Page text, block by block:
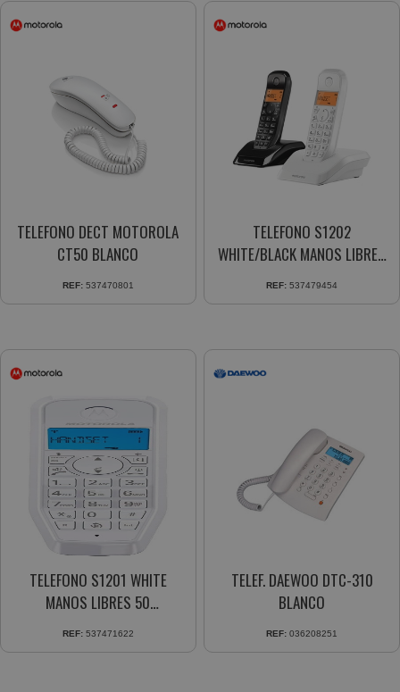
TELEFONO DECT MOTOROLA
CT50 BLANCO
REF: 537470801
TELEFONO S1202
WHITE/BLACK MANOS LIBRES
REF: 537479454
TELEFONO S1201 WHITE
MANOS LIBRES 50
REF: 537471622
TELEF. DAEWOO DTC-310
BLANCO
REF: 036208251